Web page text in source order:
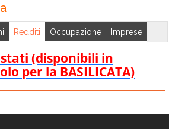
Superiore
San Rufo
San Valentino
Torio
Sant'Angelo a
Fasanella
Sant'Egidio del
Redditi Occupazione Imprese
(disponibili in
per la BASILICATA)